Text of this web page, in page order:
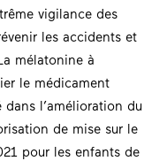
vigilance des
les accidents et
mélatonine à
le médicament
l’amélioration du
de mise sur le
pour les enfants de